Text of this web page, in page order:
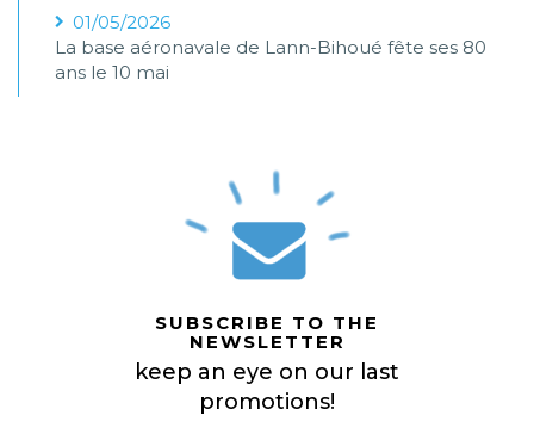
01/05/2026
La base aéronavale de Lann-Bihoué fête ses 80
ans le 10 mai
SUBSCRIBE TO THE
NEWSLETTER
keep an eye on our last
promotions!